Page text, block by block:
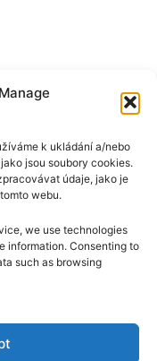
k ukládání a/nebo
jsou soubory cookies.
údaje, jako je
webu.
we use technologies
information. Consenting to
such as browsing